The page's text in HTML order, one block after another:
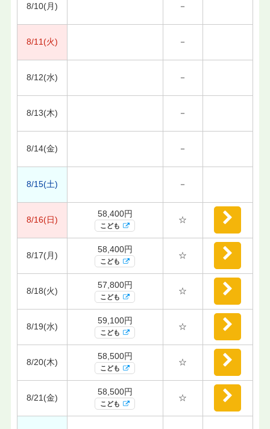
8/10(月) －
8/11(火) －
8/12(水) －
8/13(木) －
8/14(金) －
8/15(土) －
8/16(日)
58,400円
こども
☆
8/17(月)
58,400円
こども
☆
8/18(火)
57,800円
こども
☆
8/19(水)
59,100円
こども
☆
8/20(木)
58,500円
こども
☆
8/21(金)
58,500円
こども
☆